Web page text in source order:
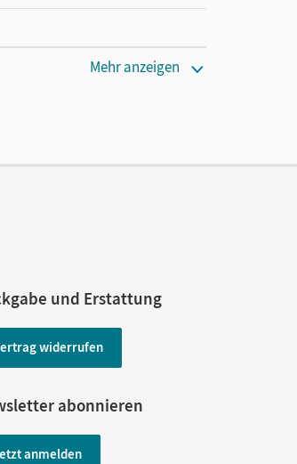
Mehr anzeigen
und Erstattung
widerrufen
abonnieren
anmelden